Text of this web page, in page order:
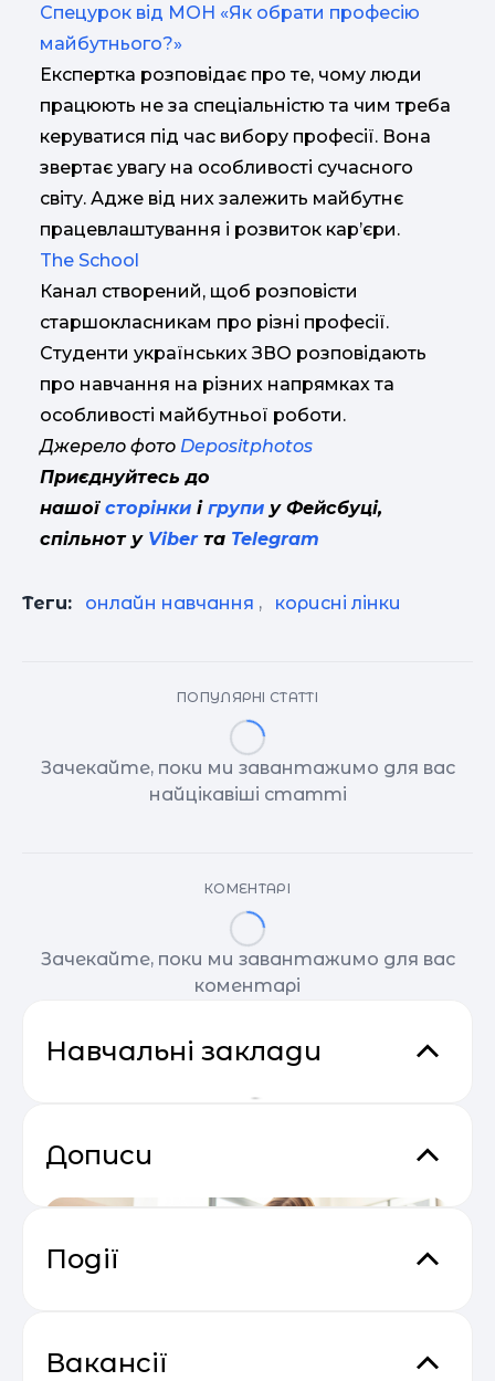
Спецурок від МОН «Як обрати професію
майбутнього?»
Експертка розповідає про те, чому люди
працюють не за спеціальністю та чим треба
керуватися під час вибору професії. Вона
звертає увагу на особливості сучасного
світу. Адже від них залежить майбутнє
працевлаштування і розвиток кар’єри.
The School
Канал створений, щоб розповісти
старшокласникам про різні професії.
Студенти українських ЗВО розповідають
про навчання на різних напрямках та
особливості майбутньої роботи.
Джерело фото Depositphotos
Приєднуйтесь до
нашої сторінки і групи у Фейсбуці,
спільнот у Viberта Telegram
Теги: онлайн навчання , корисні лінки
ПОПУЛЯРНІ СТАТТІ
Зачекайте, поки ми завантажимо для вас
найцікавіші статті
КОМЕНТАРІ
Зачекайте, поки ми завантажимо для вас
коментарі
Навчальні заклади
Дописи
Події
SendPulse
Вакансії